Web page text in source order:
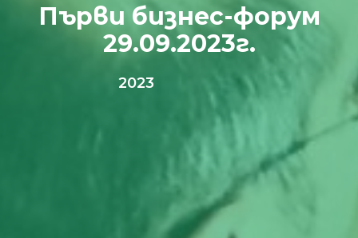
Първи бизнес-форум
29.09.2023г.
2023